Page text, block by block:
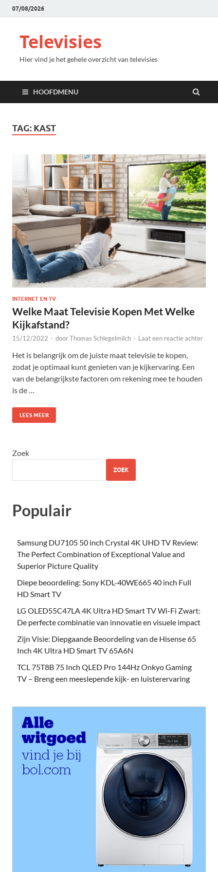
07/08/2026
Televisies
Hier vind je het gehele overzicht van televisies
HOOFDMENU
TAG: KAST
INTERNET EN TV
Welke Maat Televisie Kopen Met Welke
Kijkafstand?
15/12/2022 - doorThomas Schlegelmilch - Laat een reactie achter
Het is belangrijk om de juiste maat televisie te kopen,
zodat je optimaal kunt genieten van je kijkervaring. Een
van de belangrijkste factoren om rekening mee te houden
is de …
LEES MEER
Zoek
ZOEK
Populair
Samsung DU7105 50 inch Crystal 4K UHD TV Review:
The Perfect Combination of Exceptional Value and
Superior Picture Quality
Diepe beoordeling: Sony KDL-40WE665 40 inch Full
HD Smart TV
LG OLED55C47LA 4K Ultra HD Smart TV Wi-Fi Zwart:
De perfecte combinatie van innovatie en visuele impact
Zijn Visie: Diepgaande Beoordeling van de Hisense 65
Inch 4K Ultra HD Smart TV 65A6N
TCL 75T8B 75 Inch QLED Pro 144Hz Onkyo Gaming
TV – Breng een meeslepende kijk- en luisterervaring